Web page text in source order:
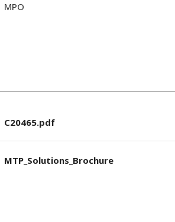
MPO
C20465.pdf
MTP_Solutions_Brochure